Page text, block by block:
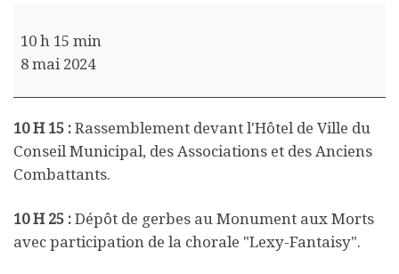
10 h 15 min
8 mai 2024
10 H 15 : Rassemblement devant l'Hôtel de Ville du
ConseilMunicipal, des Associations et des Anciens
Combattants.
10 H 25 : Dépôt de gerbes au Monument aux Morts
avec participation de la chorale "Lexy-Fantaisy".